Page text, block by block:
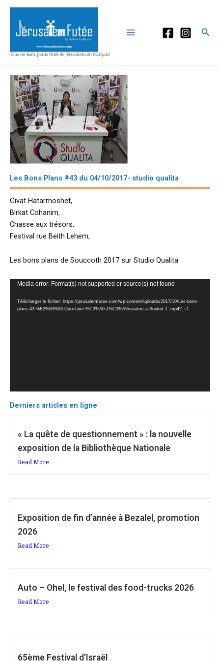
Aller
contenu
Tous les bons plans fûtés de Jérusalem en français!
Les Bons Plans #43 du 04/10/2017- studio qualita
Givat Hatarmoshet,
Birkat Cohanim,
Chasse aux trésors,
Festival rue Beith Lehem,
Les bons plans de Souccoth 2017 sur Studio Qualita
Lecteur
Media error: Format(s) not supported or source(s) not found
Télécharger le fichier: https://jerusalemfutee.com/wp-content/uploads/2017/10/Les-bons-
plans-43-%E2%80%93-Quoi-faire-%C3%A0-J%C3%A9rusalem-a-Soukot-1-.mp4?_=1
Derniers articles en ligne
« La quête de questionnement » : la nouvelle
exposition de la Bibliothèque Nationale
Read More
Exposition de fin d’année à Bezalel, promotion
2026
Read More
Auto – Ohel, le festival des food-trucks 2026
Read More
65ème Festival d’Israël